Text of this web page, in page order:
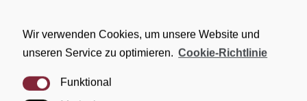
Wir verwenden Cookies, um unsere Website und
unseren Service zu optimieren. Cookie-Richtlinie
Funktional
Architekten aus Laupheim bauen Kindertagesstätte in
Oberholzheim
Am 7. Juli weihen Laupheims Protestanten ihr neues